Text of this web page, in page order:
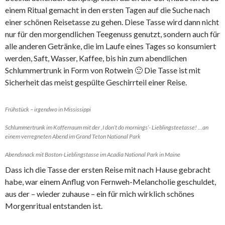
einem Ritual gemacht in den ersten Tagen auf die Suche nach
einer schönen Reisetasse zu gehen. Diese Tasse wird dann nicht
nur für den morgendlichen Teegenuss genutzt, sondern auch für
alle anderen Getränke, die im Laufe eines Tages so konsumiert
werden, Saft, Wasser, Kaffee, bis hin zum abendlichen
Schlummertrunk in Form von Rotwein 🙂 Die Tasse ist mit
Sicherheit das meist gespülte Geschirrteil einer Reise.
Frühstück – irgendwo in Mississippi
Schlummertrunk im Kofferraum mit der ‚I don’t do mornings‘- Lieblingsteetasse! …an
einem verregneten Abend im Grand Teton National Park
Abendsnack mit Boston-Lieblingstasse im Acadia National Park in Maine
Dass ich die Tasse der ersten Reise mit nach Hause gebracht
habe, war einem Anflug von Fernweh-Melancholie geschuldet,
aus der – wieder zuhause – ein für mich wirklich schönes
Morgenritual entstanden ist.